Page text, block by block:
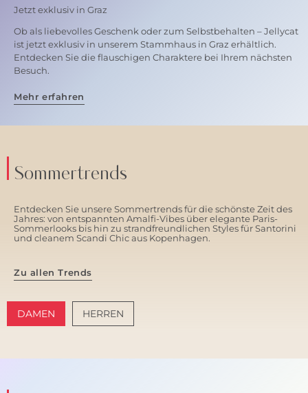
Jetzt exklusiv in Graz
Ob als liebevolles Geschenk oder zum Selbstbehalten – Jellycat
ist jetzt exklusiv in unserem Stammhaus in Graz erhältlich.
Entdecken Sie die flauschigen Charaktere bei Ihrem nächsten
Besuch.
Mehr erfahren
Sommertrends
Entdecken Sie unsere Sommertrends für die schönste Zeit des
Jahres: von entspannten Amalfi-Vibes über elegante Paris-
Sommerlooks bis hin zu strandfreundlichen Styles für Santorini
und cleanem Scandi Chic aus Kopenhagen.
Zu allen Trends
DAMEN HERREN